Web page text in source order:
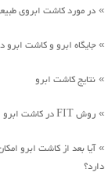
» در مورد کاشت ابروی
» جایگاه ابرو و کاشت
» نتایج کاشت ابرو
» روش FIT در کاشت ابرو
»آیا بعد از کاشت ابرو
دارد؟